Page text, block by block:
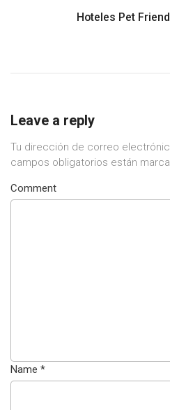
Hoteles Pet
Leave a reply
Tu dirección de correo
campos obligatorios están
Comment
Name *